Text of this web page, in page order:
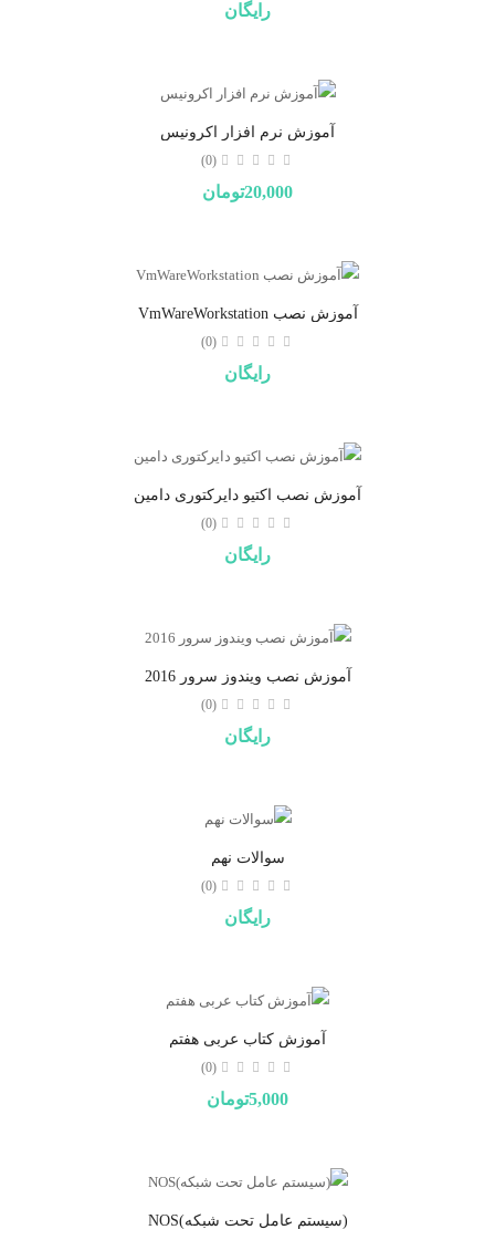
رایگان
آموزش نرم افزار اکرونیس
(0)
20,000تومان
آموزش نصب VmWareWorkstation
(0)
رایگان
آموزش نصب اکتیو دایرکتوری دامین
(0)
رایگان
آموزش نصب ویندوز سرور 2016
(0)
رایگان
سوالات نهم
(0)
رایگان
آموزش کتاب عربی هفتم
(0)
5,000تومان
(سیستم عامل تحت شبکه)NOS